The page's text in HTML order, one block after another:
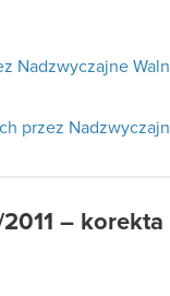
Nadzwyczajne
przez
– korekta